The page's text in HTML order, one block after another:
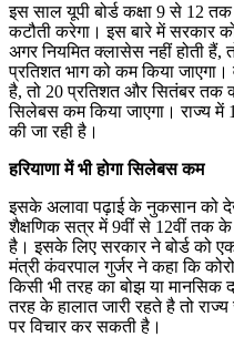
इस साल यूपी बोर्ड कक्षा 9 से 12
कटौती करेगा। इस बारे में सरकार
अगर नियमित क्लासेस नहीं होती
प्रतिशत भाग को कम किया जाएगा।
है, तो 20 प्रतिशत और सितंबर तक
सिलेबस कम किया जाएगा। राज्य
की जा रही है।
हरियाणा में भी होगा सिलेबस कम
इसके अलावा पढ़ाई के नुकसान को
शैक्षणिक सत्र में 9वींं से 12वीं तक
है। इसके लिए सरकार ने बोर्ड को एक
मंत्री कंवरपाल गुर्जर ने कहा कि
किसी भी तरह का बोझ या मानसिक
तरह के हालात जारी रहते है तो
पर विचार कर सकती है।